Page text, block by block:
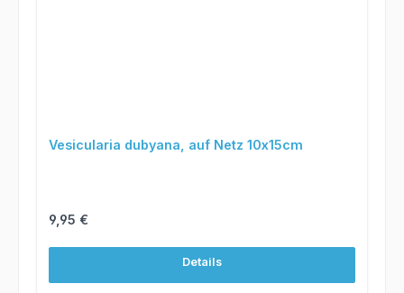
Vesicularia dubyana, auf Netz 10x15cm
Regulärer Preis:
9,95 €
Details